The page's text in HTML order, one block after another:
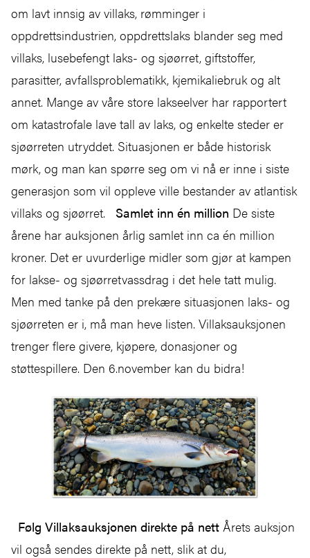
om lavt innsig av villaks, rømminger i
oppdrettsindustrien, oppdrettslaks blander seg med
villaks, lusebefengt laks- og sjøørret, giftstoffer,
parasitter, avfallsproblematikk, kjemikaliebruk og alt
annet. Mange av våre store lakseelver har rapportert
om katastrofale lave tall av laks, og enkelte steder er
sjøørreten utryddet. Situasjonen er både historisk
mørk, og man kan spørre seg om vi nå er inne i siste
generasjon som vil oppleve ville bestander av atlantisk
villaks og sjøørret. Samlet inn én million De siste
årene har auksjonen årlig samlet inn ca én million
kroner. Det er uvurderlige midler som gjør at kampen
for lakse- og sjøørretvassdrag i det hele tatt mulig.
Men med tanke på den prekære situasjonen laks- og
sjøørreten er i, må man heve listen. Villaksauksjonen
trenger flere givere, kjøpere, donasjoner og
støttespillere. Den 6.november kan du bidra!
Følg Villaksauksjonen direkte på nett Årets auksjon
vil også sendes direkte på nett, slik at du,